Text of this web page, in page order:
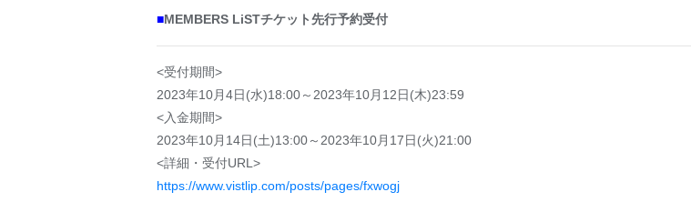
■MEMBERS LiSTチケット先行予約受付
<受付期間>
2023年10月4日(水)18:00～2023年10月12日(木)23:59
<入金期間>
2023年10月14日(土)13:00～2023年10月17日(火)21:00
<詳細・受付URL>
https://www.vistlip.com/posts/pages/fxwogj